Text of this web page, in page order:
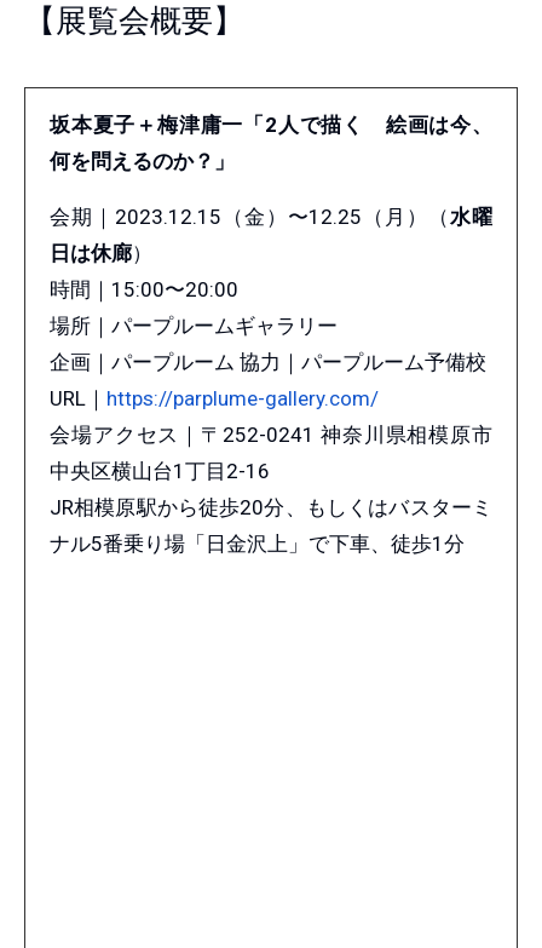
【展覧会概要】
坂本夏子＋梅津庸一「2人で描く 絵画は今、
何を問えるのか？」
会期｜2023.12.15（金）〜12.25（月）（ 水曜
日は休廊）
時間｜15:00〜20:00
場所｜パープルームギャラリー
企画｜パープルーム 協力｜パープルーム予備校
URL｜ https://parplume-gallery.com/
会場アクセス｜〒252-0241 神奈川県相模原市
中央区横山台1丁目2-16
JR相模原駅から徒歩20分、もしくはバスターミ
ナル5番乗り場「日金沢上」で下車、徒歩1分